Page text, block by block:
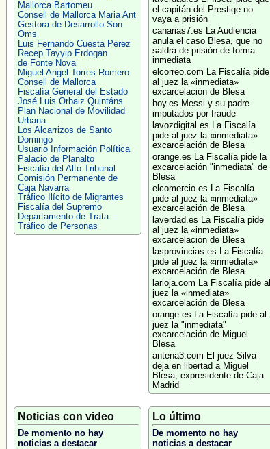
Mallorca Bartomeu
Consell de Mallorca Maria Ant
Gestora de Desarrollo Son
Oms
Luis Fernando Cuesta Pérez
Recep Tayyip Erdogan
de Fonte Nova
Miguel Angel Torres Romero
Consell de Mallorca
Fiscalía General del Estado
José Luis Orbaiz Quintáns
Plan Nacional de Movilidad
Urbana
Los Alcarrizos de Santo
Domingo
Usuario Información Política
Palacio de Planalto
Fiscalía del Alto Tribunal
Comisión Permanente de
Caja Navarra
Tráfico Ilícito de Migrantes
Fiscalía del Supremo
Departamento de Trata
Tráfico de Personas
el capitán del Prestige no
vaya a prisión
canarias7.es La Audiencia
anula el caso Blesa, que no
saldrá de prisión de forma
inmediata
elcorreo.com La Fiscalía pide
al juez la «inmediata»
excarcelación de Blesa
hoy.es Messi y su padre
imputados por fraude
lavozdigital.es La Fiscalía
pide al juez la «inmediata»
excarcelación de Blesa
orange.es La Fiscalía pide la
excarcelación "inmediata" de
Blesa
elcomercio.es La Fiscalía
pide al juez la «inmediata»
excarcelación de Blesa
laverdad.es La Fiscalía pide
al juez la «inmediata»
excarcelación de Blesa
lasprovincias.es La Fiscalía
pide al juez la «inmediata»
excarcelación de Blesa
larioja.com La Fiscalía pide al
juez la «inmediata»
excarcelación de Blesa
orange.es La Fiscalía pide al
juez la "inmediata"
excarcelación de Miguel
Blesa
antena3.com El juez Silva
deja en libertad a Miguel
Blesa, expresidente de Caja
Madrid
Noticias con video
De momento no hay
noticias a destacar
Lo último
De momento no hay
noticias a destacar